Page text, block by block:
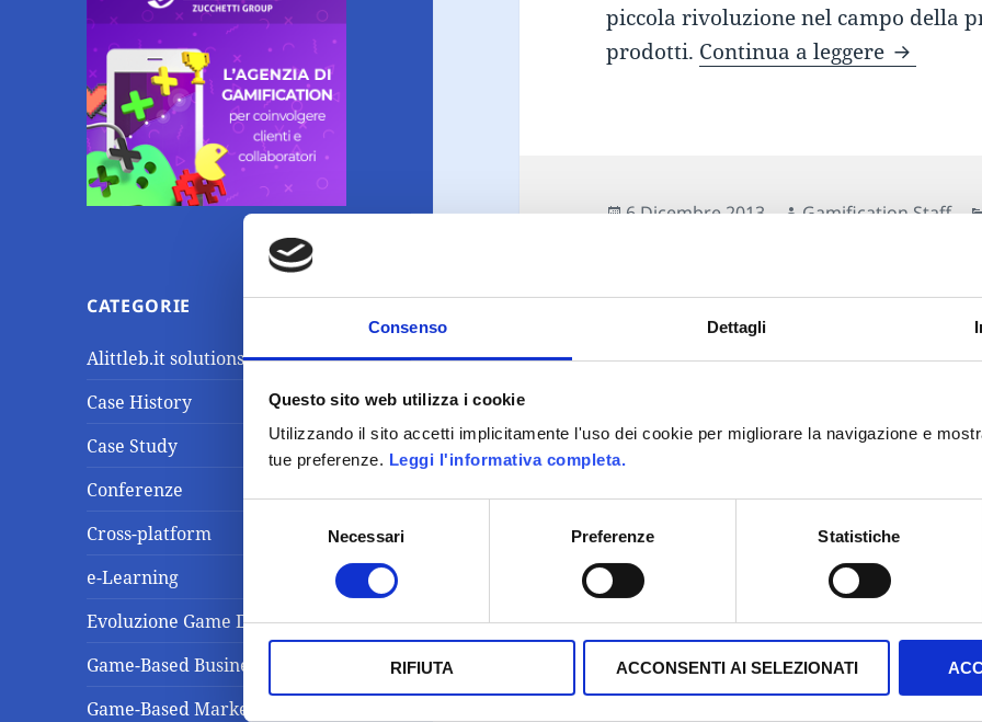
Consenso Dettagli
Questo sito web utilizza i cookie
Utilizzando il sito accetti implicitamente l'uso dei cookie per migliorare la navigazione e
tue preferenze. Leggi l'informativa completa.
Necessari Preferenze Statistiche
RIFIUTA ACCONSENTI AI SELEZIONATI
CATEGORIE
Alittleb.it solutions
Case History
Case Study
Conferenze
Cross-platform
e-Learning
Evoluzione Game Design
Game-Based Business Solution
Game-Based Marketing
piccola rivoluzione nel campo della
prodotti. Continua a leggere Chipotle
Scritto
6 Dicembre 2013 Autore
Gamification Staff
Marketing,storytelling Lascia un